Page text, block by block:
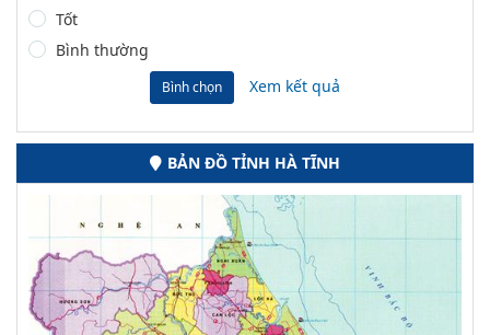
Tốt
Bình thường
Bình chọn Xem kết quả
BẢN ĐỒ TỈNH HÀ TĨNH